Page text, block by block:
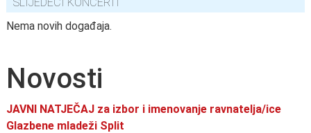
Nema novih događaja.
Novosti
JAVNI NATJEČAJ za izbor i imenovanje ravnatelja/ice
Glazbene mladeži Split